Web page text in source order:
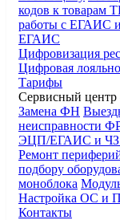
кодов к товарам
работы с ЕГАИС
ЕГАИС
Цифровизация
Цифровая
Тарифы
Сервисный центр
Замена ФН
неисправности
ЭЦП/ЕГАИС и ЧЗ
Ремонт
подбору
моноблока
Настройка ОС и
Контакты